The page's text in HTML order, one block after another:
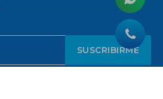
SUSCRIBIRME